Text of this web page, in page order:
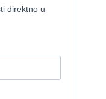
- PRILIKA - SNIŽENA
- unutranji, diesel